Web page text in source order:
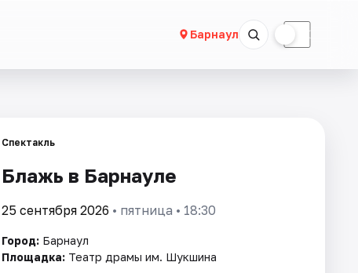
Барнаул ☾
Спектакль
Блажь в Барнауле
25 сентября 2026 • пятница • 18:30
Город: Барнаул
Площадка: Театр драмы им. Шукшина